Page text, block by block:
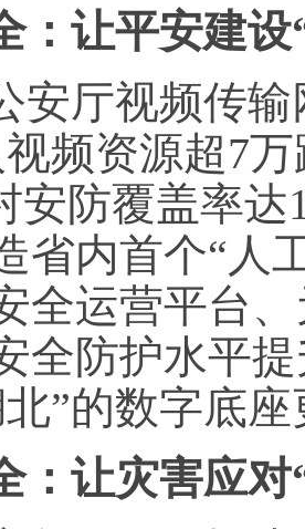
： 让平安建设
安厅视频传
视频资源超7
安防覆盖率
省内首个“人
全运营平台
全防护水平
”的数字底
： 让灾害应对